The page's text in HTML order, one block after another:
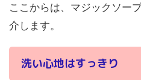
ここからは、マジックソー
介します。
洗い心地はすっきり